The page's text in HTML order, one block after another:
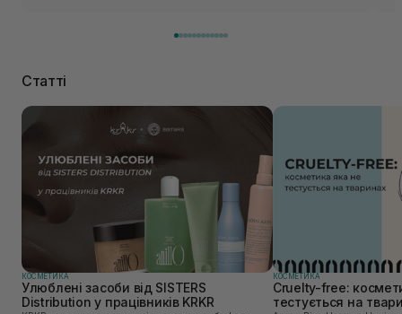
Статті
КОСМЕТИКА
Улюблені засоби від SISTERS
Distribution у працівників KRKR
КОСМЕТИКА
Cruelty-free:
тестується на